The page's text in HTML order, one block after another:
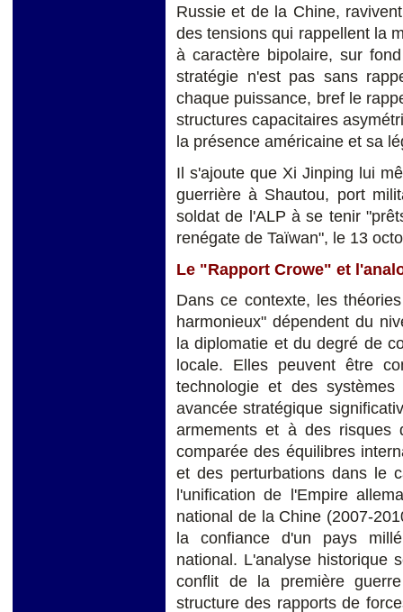
Russie et de la Chine,
des tensions qui rappellent la
à caractère bipolaire, sur
stratégie n'est pas sans
chaque puissance, bref le
structures capacitaires
la présence américaine et sa
Il s'ajoute que Xi Jinping lui
guerrière à Shautou, port
soldat de l'ALP à se tenir
renégate de Taïwan", le 13
Le "Rapport Crowe" et
Dans ce contexte, les
harmonieux" dépendent du
la diplomatie et du degré de
locale. Elles peuvent être
technologie et des
avancée stratégique
armements et à des risques
comparée des équilibres
et des perturbations dans le
l'unification de l'Empire
national de la Chine (2007-
la confiance d'un pays
national. L'analyse historique
conflit de la première
structure des rapports de